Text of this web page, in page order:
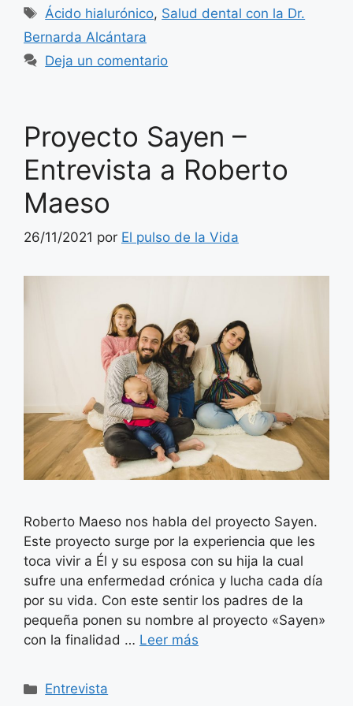
Etiquetas
Ácido hialurónico, Salud dental con la Dr.
Bernarda Alcántara
Deja un comentario
Proyecto Sayen –
Entrevista a Roberto
Maeso
26/11/2021 por El pulso de la Vida
Roberto Maeso nos habla del proyecto Sayen.
Este proyecto surge por la experiencia que les
toca vivir a Él y su esposa con su hija la cual
sufre una enfermedad crónica y lucha cada día
por su vida. Con este sentir los padres de la
pequeña ponen su nombre al proyecto «Sayen»
con la finalidad … Leer más
Categorías
Entrevista